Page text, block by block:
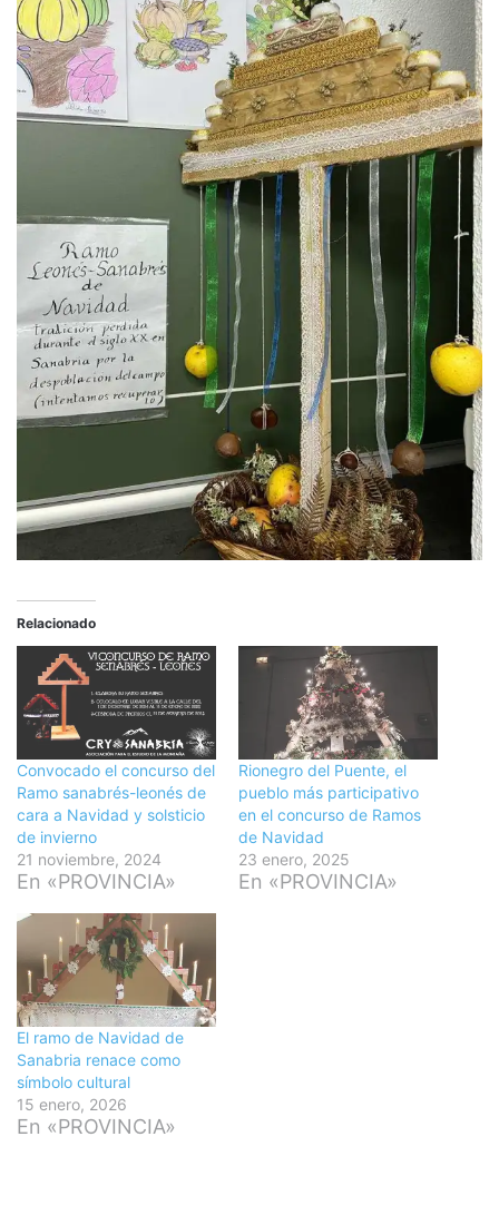
Relacionado
Convocado el concurso del
Ramo sanabrés-leonés de
cara a Navidad y solsticio
de invierno
21 noviembre, 2024
En «PROVINCIA»
Rionegro del Puente, el
pueblo más participativo
en el concurso de Ramos
de Navidad
23 enero, 2025
En «PROVINCIA»
El ramo de Navidad de
Sanabria renace como
símbolo cultural
15 enero, 2026
En «PROVINCIA»